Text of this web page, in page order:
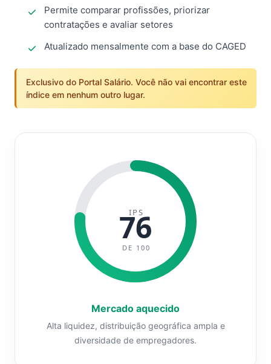
Permite comparar profissões, priorizar
contratações e avaliar setores
Atualizado mensalmente com a base do CAGED
Exclusivo do Portal Salário. Você não vai encontrar este
índice em nenhum outro lugar.
IPS
76
DE 100
Mercado aquecido
Alta liquidez, distribuição geográfica ampla e
diversidade de empregadores.